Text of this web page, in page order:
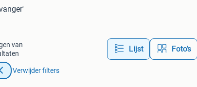
van
Lijst Foto’s
Verwijder filters